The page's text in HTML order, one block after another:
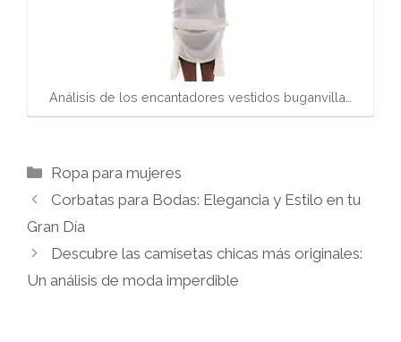
Análisis de los encantadores vestidos buganvilla…
Categorías
Ropa para mujeres
Corbatas para Bodas: Elegancia y Estilo en tu
Gran Día
Descubre las camisetas chicas más originales:
Un análisis de moda imperdible